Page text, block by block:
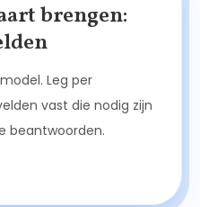
brengen:
Leg per
vast die nodig zijn
beantwoorden.